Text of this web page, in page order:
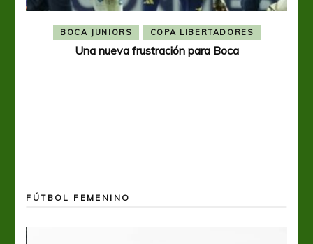
BOCA JUNIORS COPA LIBERTADORES
Una nueva frustración para Boca
FÚTBOL FEMENINO